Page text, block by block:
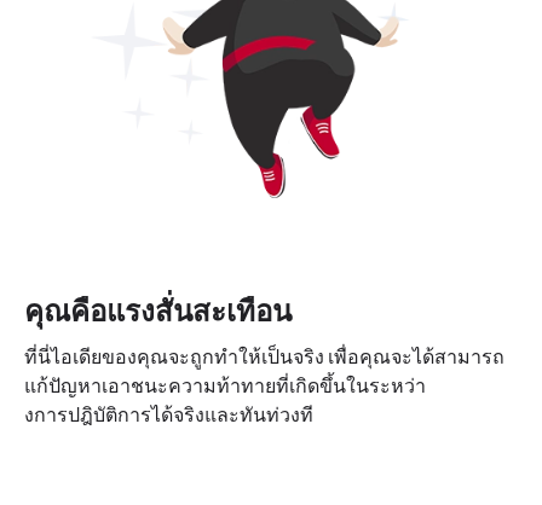
คุณคือแรงสั่นสะเทือน
ที่นี่ไอเดียของคุณจะถูกทำให้เป็นจริง เพื่อคุณจะได้สามารถ
แก้ปัญหาเอาชนะความท้าทายที่เกิดขึ้นในระหว่า
งการปฎิบัติการได้จริงและทันท่วงที